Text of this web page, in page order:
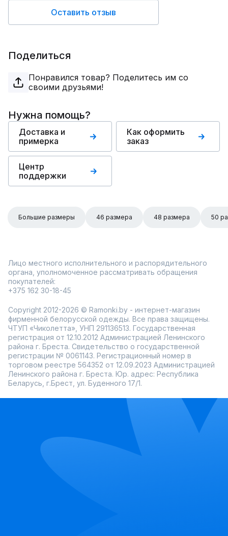
Оставить отзыв
Поделиться
Понравился товар? Поделитесь им со
своими друзьями!
Нужна помощь?
Доставка и
примерка
Как оформить
заказ
Центр
поддержки
Большие размеры 46 размера 48 размера 50
Лицо местного исполнительного и распорядительного
органа, уполномоченное рассматривать обращения
покупателей:
+375 162 30-18-45
Copyright 2012-2026 © Ramonki.by - интернет-магазин
фирменной белорусской одежды. Все права защищены.
ЧТУП «Чиколетта», УНП 291136513. Государственная
регистрация от 12.10.2012 Администрацией Ленинского
района г. Бреста. Свидетельство о государственной
регистрации № 0061143. Регистрационный номер в
торговом реестре 564352 от 12.09.2023 Администрацией
Ленинского района г. Бреста. Юр. адрес: Республика
Беларусь, г.Брест, ул. Буденного 17/1.